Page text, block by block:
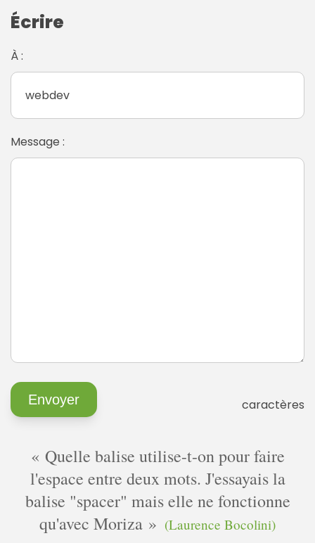
Écrire
À :
Message :
caractères
Quelle balise utilise-t-on pour faire
l'espace entre deux mots. J'essayais la
balise "spacer" mais elle ne fonctionne
qu'avec Moriza
(Laurence Bocolini)